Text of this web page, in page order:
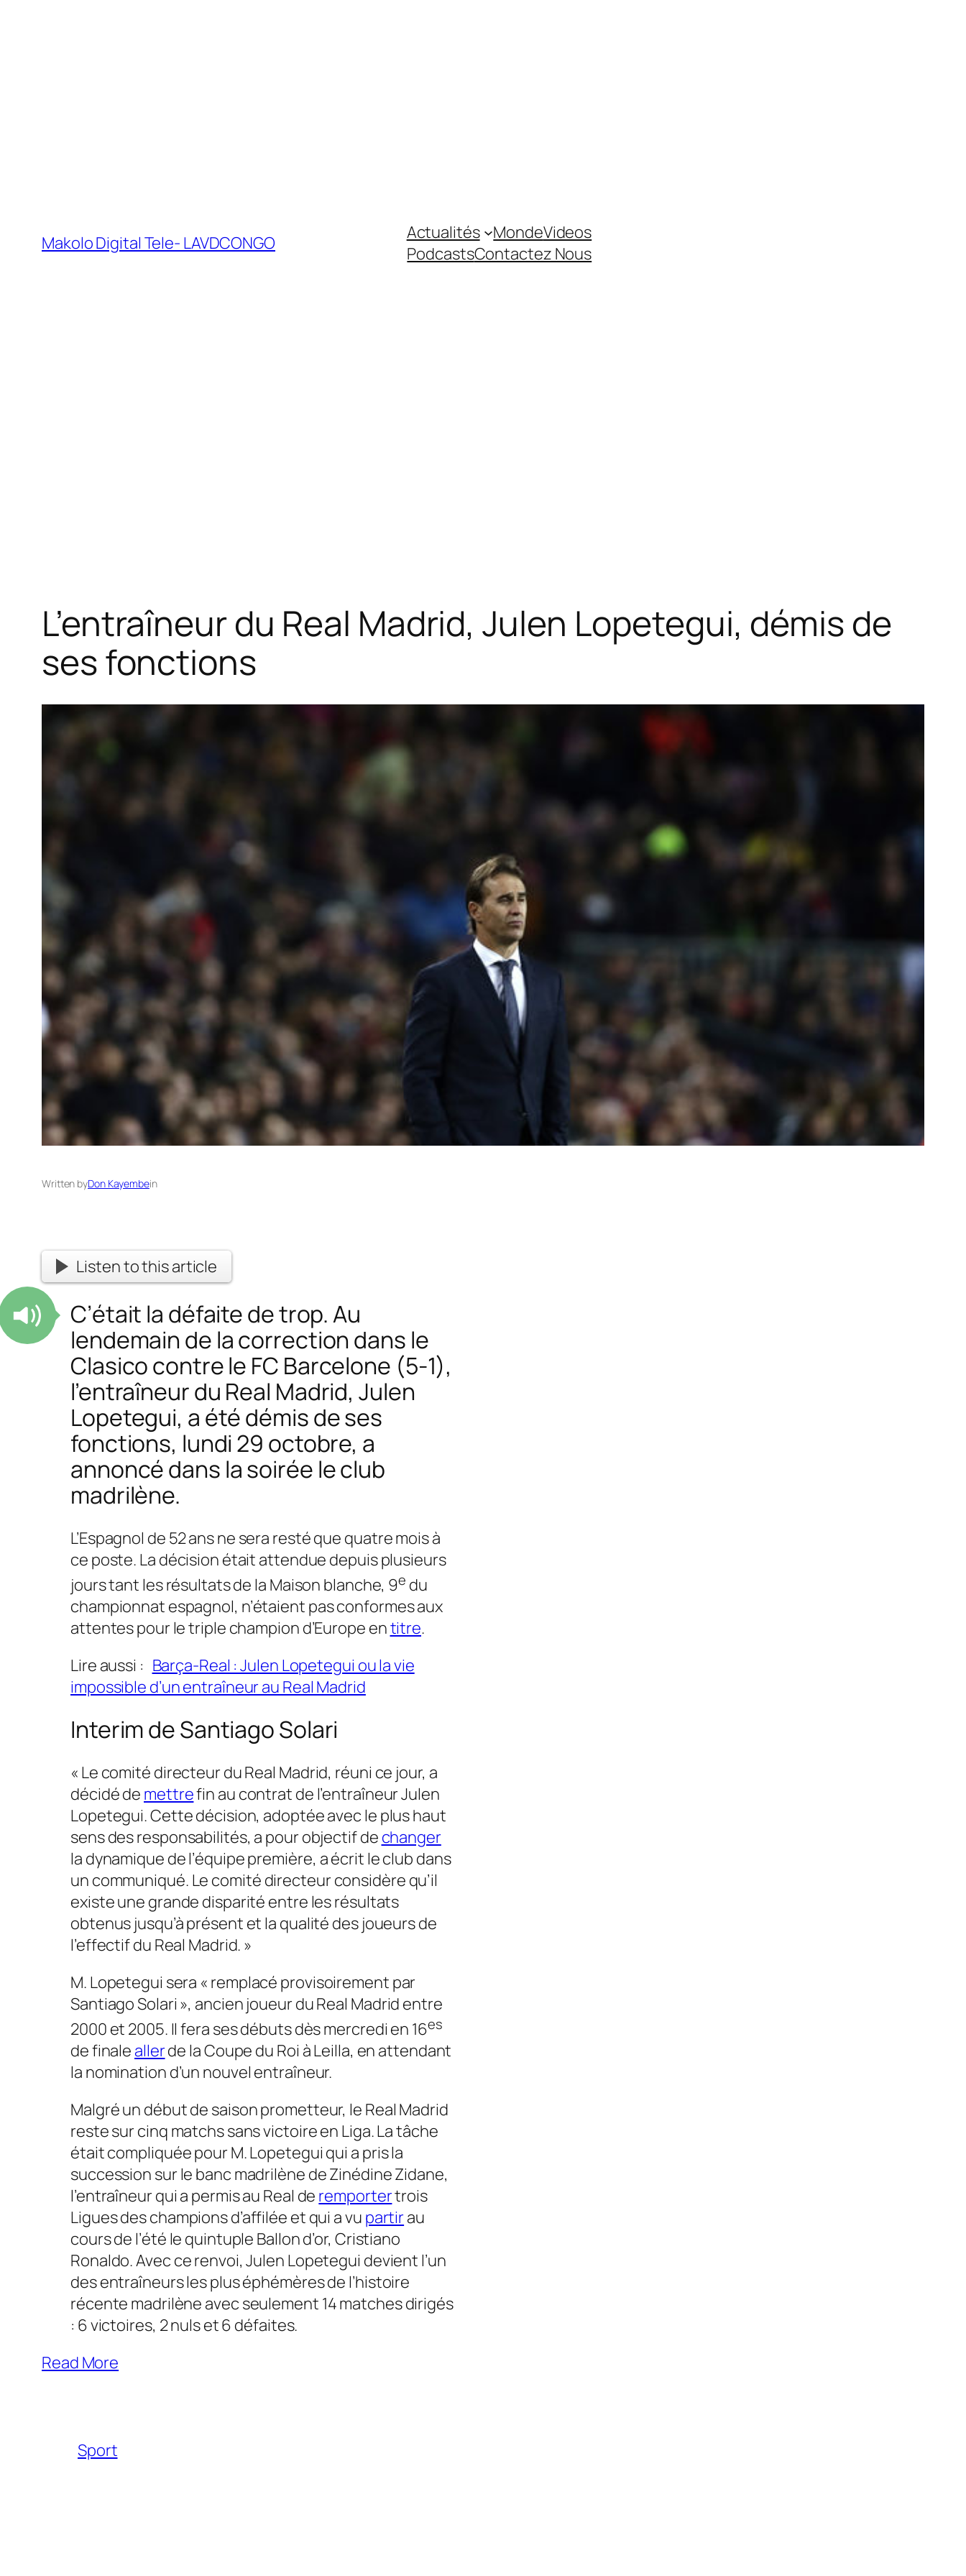
Makolo Digital Tele- LAVDCONGO Actualités MondeVideos
PodcastsContactez Nous
L’entraîneur du Real Madrid, Julen Lopetegui, démis de
ses fonctions
Written byDon Kayembein
Listen to this article
C’était la défaite de trop. Au
lendemain de la correction dans le
Clasico contre le FC Barcelone (5-1),
l’entraîneur du Real Madrid, Julen
Lopetegui, a été démis de ses
fonctions, lundi 29 octobre, a
annoncé dans la soirée le club
madrilène.
L’Espagnol de 52 ans ne sera resté que quatre mois à
ce poste. La décision était attendue depuis plusieurs
jours tant les résultats de la Maison blanche, 9e du
championnat espagnol, n’étaient pas conformes aux
attentes pour le triple champion d’Europe entitre.
Lire aussi : Barça-Real : Julen Lopetegui ou la vie
impossible d’un entraîneur au Real Madrid
Interim de Santiago Solari
« Le comité directeur du Real Madrid, réuni ce jour, a
décidé de mettrefin au contrat de l’entraîneur Julen
Lopetegui. Cette décision, adoptée avec le plus haut
sens des responsabilités, a pour objectif de changer
la dynamique de l’équipe première, a écrit le club dans
un communiqué. Le comité directeur considère qu’il
existe une grande disparité entre les résultats
obtenus jusqu’à présent et la qualité des joueurs de
l’effectif du Real Madrid. »
M. Lopetegui sera « remplacé provisoirement par
Santiago Solari », ancien joueur du Real Madrid entre
2000 et 2005. Il fera ses débuts dès mercredi en 16es
de finale allerde la Coupe du Roi à Leilla, en attendant
la nomination d’un nouvel entraîneur.
Malgré un début de saison prometteur, le Real Madrid
reste sur cinq matchs sans victoire en Liga. La tâche
était compliquée pour M. Lopetegui qui a pris la
succession sur le banc madrilène de Zinédine Zidane,
l’entraîneur qui a permis au Real de remportertrois
Ligues des champions d’affilée et qui a vu partirau
cours de l’été le quintuple Ballon d’or, Cristiano
Ronaldo. Avec ce renvoi, Julen Lopetegui devient l’un
des entraîneurs les plus éphémères de l’histoire
récente madrilène avec seulement 14 matches dirigés
: 6 victoires, 2 nuls et 6 défaites.
Read More
Sport